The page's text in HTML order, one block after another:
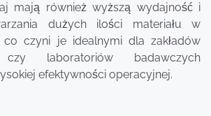
mają również wyższą wydajność i
dużych ilości materiału w
co czyni je idealnymi dla zakładów
czy laboratoriów badawczych
efektywności operacyjnej.